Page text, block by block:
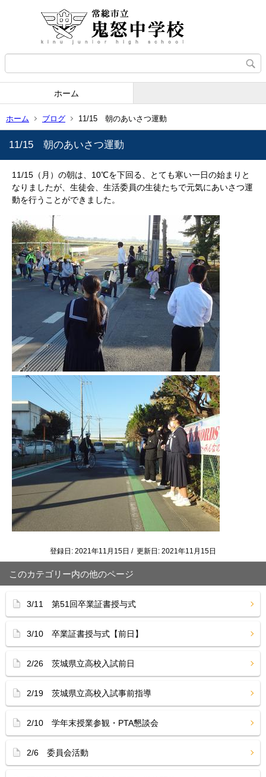
ホーム
ホーム ブログ 11/15 朝のあいさつ運動
11/15 朝のあいさつ運動
11/15（月）の朝は、10℃を下回る、とても寒い一日の始まりと
なりましたが、生徒会、生活委員の生徒たちで元気にあいさつ運
動を行うことができました。
登録日: 2021年11月15日 / 更新日: 2021年11月15日
このカテゴリー内の他のページ
3/11 第51回卒業証書授与式
3/10 卒業証書授与式【前日】
2/26 茨城県立高校入試前日
2/19 茨城県立高校入試事前指導
2/10 学年末授業参観・PTA懇談会
2/6 委員会活動